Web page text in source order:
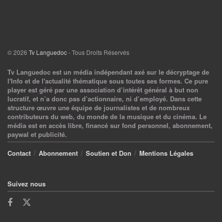
© 2026 Tv Languedoc- Tous Droits Réservés
Tv Languedoc est un média indépendant axé sur le décryptage de
l'Info et de l'actualité thématique sous toutes ses formes. Ce pure
player est géré par une association d’intérêt général à but non
lucratif, et n’a donc pas d’actionnaire, ni d’employé. Dans cette
structure œuvre une équipe de journalistes et de nombreux
contributeurs du web, du monde de la musique et du cinéma. Le
média est en accès libre, financé sur fond personnel, abonnement,
paywal et publicité.
Contact
Abonnement Soutien et Don Mentions Légales
Suivez nous